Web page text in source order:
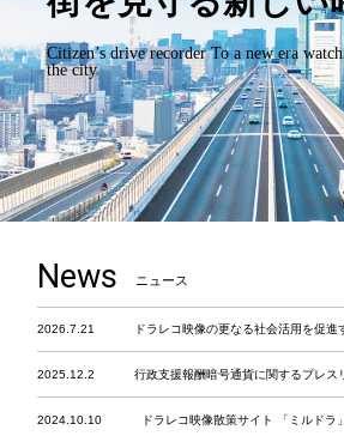
Citizen’s drive recorder To a new era
the city
News ニュース
2026.7.21 ドラレコ映像の更なる社会活用を促進
2025.12.2 行政支援報酬暗号通貨に関するプレス
2024.10.10 ドラレコ映像散策サイト 「ミルドラ